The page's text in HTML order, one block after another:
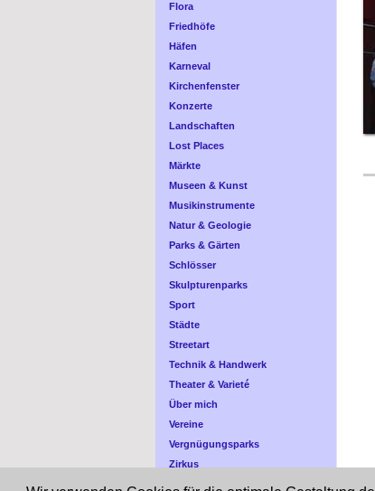
Flora
Friedhöfe
Häfen
Karneval
Kirchenfenster
Konzerte
Landschaften
Lost Places
Märkte
Museen & Kunst
Musikinstrumente
Natur & Geologie
Parks & Gärten
Schlösser
Skulpturenparks
Sport
Städte
Streetart
Technik & Handwerk
Theater & Varieté
Über mich
Vereine
Vergnügungsparks
Zirkus